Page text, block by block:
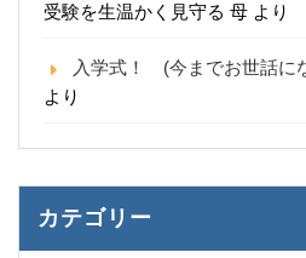
受験を生温かく見守る 母 より
入学式！ (今までお世話に
より
カテゴリー